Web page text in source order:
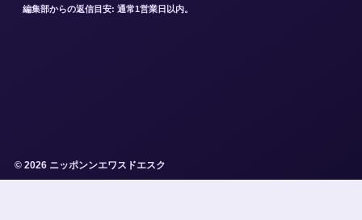
編集部からの返信目安: 通常1営業日以内。
© 2026 ニッポンンエワスドエスク